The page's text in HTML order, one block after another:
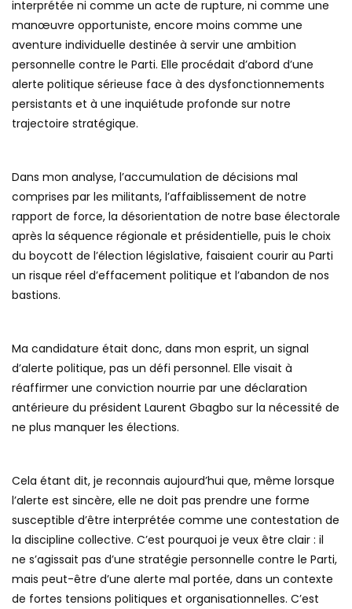
interprétée ni comme un acte de rupture, ni comme une
manœuvre opportuniste, encore moins comme une
aventure individuelle destinée à servir une ambition
personnelle contre le Parti. Elle procédait d’abord d’une
alerte politique sérieuse face à des dysfonctionnements
persistants et à une inquiétude profonde sur notre
trajectoire stratégique.
Dans mon analyse, l’accumulation de décisions mal
comprises par les militants, l’affaiblissement de notre
rapport de force, la désorientation de notre base électorale
après la séquence régionale et présidentielle, puis le choix
du boycott de l’élection législative, faisaient courir au Parti
un risque réel d’effacement politique et l’abandon de nos
bastions.
Ma candidature était donc, dans mon esprit, un signal
d’alerte politique, pas un défi personnel. Elle visait à
réaffirmer une conviction nourrie par une déclaration
antérieure du président Laurent Gbagbo sur la nécessité de
ne plus manquer les élections.
Cela étant dit, je reconnais aujourd’hui que, même lorsque
l’alerte est sincère, elle ne doit pas prendre une forme
susceptible d’être interprétée comme une contestation de
la discipline collective. C’est pourquoi je veux être clair : il
ne s’agissait pas d’une stratégie personnelle contre le Parti,
mais peut-être d’une alerte mal portée, dans un contexte
de fortes tensions politiques et organisationnelles. C’est